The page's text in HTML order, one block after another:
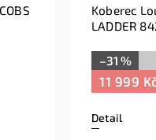
Koberec
LADDER
–31 %
11 999
Detail